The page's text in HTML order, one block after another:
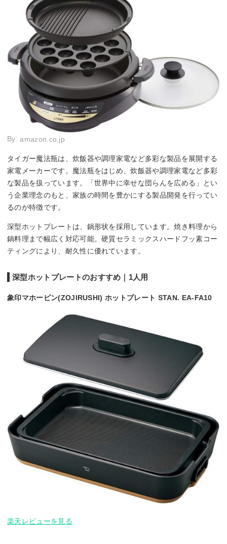
By:amazon.co.jp
タイガー魔法瓶は、炊飯器や調理家電など多彩な製品を展開する
家電メーカーです。魔法瓶をはじめ、炊飯器や調理家電など多彩
な製品を扱っています。「世界中に幸せな団らんを広める」とい
う企業理念のもと、家族の時間を豊かにする製品開発を行ってい
るのが特徴です。
深型ホットプレートは、鍋形状を採用しています。焼き料理から
鍋料理まで幅広く対応可能。硬質セラミックスハードフッ素コー
ティングにより、耐久性に優れています。
深型ホットプレートのおすすめ｜1人用
象印マホービン(ZOJIRUSHI) ホットプレート STAN. EA-FA10
楽天レビューを見る